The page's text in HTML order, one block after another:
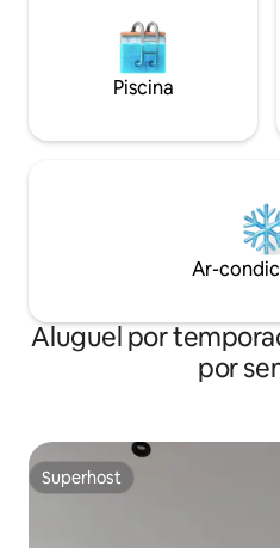
Piscina
Ar-
Aluguel por
por
Superhost
Superhost